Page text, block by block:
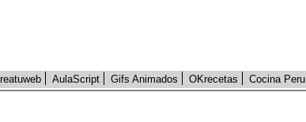
AulaScript Gifs Animados OKrecetas Cocina Peru